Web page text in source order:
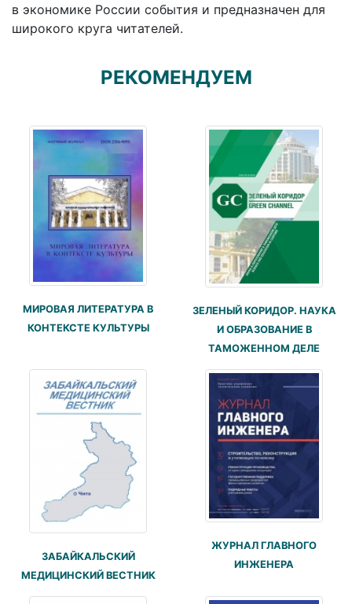
в экономике России события и предназначен для
широкого круга читателей.
РЕКОМЕНДУЕМ
МИРОВАЯ ЛИТЕРАТУРА В
КОНТЕКСТЕ КУЛЬТУРЫ
ЗЕЛЕНЫЙ КОРИДОР. НАУКА
И ОБРАЗОВАНИЕ В
ТАМОЖЕННОМ ДЕЛЕ
ЗАБАЙКАЛЬСКИЙ
МЕДИЦИНСКИЙ ВЕСТНИК
ЖУРНАЛ ГЛАВНОГО
ИНЖЕНЕРА